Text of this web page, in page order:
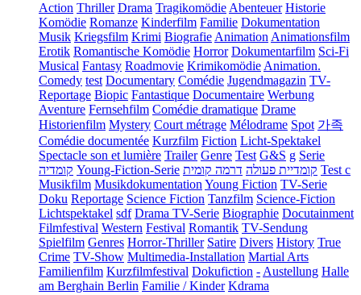
Action Thriller Drama Tragikomödie Abenteuer Historie
Komödie Romanze Kinderfilm Familie Dokumentation
Musik Kriegsfilm Krimi Biografie Animation Animationsfilm
Erotik Romantische Komödie Horror Dokumentarfilm Sci-Fi
Musical Fantasy Roadmovie Krimikomödie Animation.
Comedy test Documentary Comédie Jugendmagazin TV-
Reportage Biopic Fantastique Documentaire Werbung
Aventure Fernsehfilm Comédie dramatique Drame
Historienfilm Mystery Court métrage Mélodrame Spot 가족
Comédie documentée Kurzfilm Fiction Licht-Spektakel
Spectacle son et lumière Trailer Genre Test G&S g Serie
קומדיה Young-Fiction-Serie קומדיית פעולה דרמה קומית
Test c
Musikfilm Musikdokumentation Young Fiction TV-Serie
Doku Reportage Science Fiction Tanzfilm Science-Fiction
Lichtspektakel sdf Drama TV-Serie Biographie Docutainment
Filmfestival Western Festival Romantik TV-Sendung
Spielfilm Genres Horror-Thriller Satire Divers History True
Crime TV-Show Multimedia-Installation Martial Arts
Familienfilm Kurzfilmfestival Dokufiction - Austellung Halle
am Berghain Berlin Familie / Kinder Kdrama